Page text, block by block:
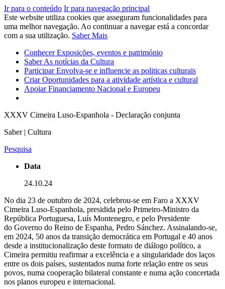
Ir para o conteúdo Ir para navegação principal
Este website utiliza cookies que asseguram funcionalidades para
uma melhor navegação. Ao continuar a navegar está a concordar
com a sua utilização. Saber Mais
ConhecerExposições, eventos e património
SaberAs notícias da Cultura
ParticiparEnvolva-se e influencie as politicas culturais
CriarOportunidades para a atividade artística e cultural
ApoiarFinanciamento Nacional e Europeu
XXXV Cimeira Luso-Espanhola - Declaração conjunta
Saber | Cultura
Pesquisa
Data
24.10.24
No dia 23 de outubro de 2024, celebrou-se em Faro a XXXV
Cimeira Luso-Espanhola, presidida pelo Primeiro-Ministro da
República Portuguesa, Luís Montenegro, e pelo Presidente
do Governo do Reino de Espanha, Pedro Sánchez. Assinalando-se,
em 2024, 50 anos da transição democrática em Portugal e 40 anos
desde a institucionalização deste formato de diálogo político, a
Cimeira permitiu reafirmar a excelência e a singularidade dos laços
entre os dois países, sustentados numa forte relação entre os seus
povos, numa cooperação bilateral constante e numa ação concertada
nos planos europeu e internacional.